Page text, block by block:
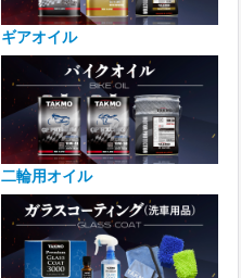
ギアオイル
二輪用オイル